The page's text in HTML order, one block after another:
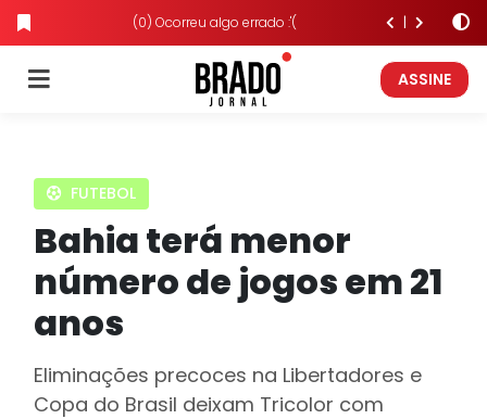
(0) Ocorreu algo errado :'(
ASSINE
FUTEBOL
Bahia terá menor
número de jogos em 21
anos
Eliminações precoces na Libertadores e
Copa do Brasil deixam Tricolor com